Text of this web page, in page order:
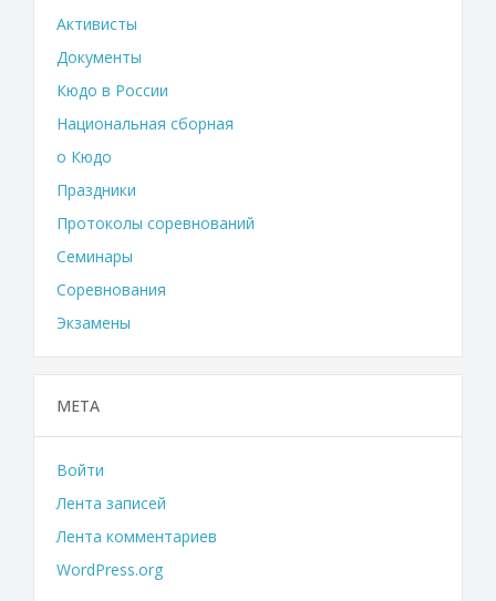
Активисты
Документы
Кюдо в России
Национальная сборная
о Кюдо
Праздники
Протоколы соревнований
Семинары
Соревнования
Экзамены
МЕТА
Войти
Лента записей
Лента комментариев
WordPress.org